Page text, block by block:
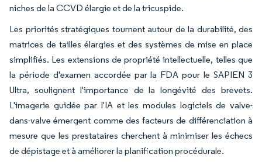
niches de la CCVD élargie et de la tricuspide.
Les priorités stratégiques tournent autour de la durabilité, des
matrices de tailles élargies et des systèmes de mise en place
simplifiés. Les extensions de propriété intellectuelle, telles que
la période d'examen accordée par la FDA pour le SAPIEN 3
Ultra, soulignent l'importance de la longévité des brevets.
L'imagerie guidée par l'IA et les modules logiciels de valve-
dans-valve émergent comme des facteurs de différenciation à
mesure que les prestataires cherchent à minimiser les échecs
de dépistage et à améliorer la planification procédurale.